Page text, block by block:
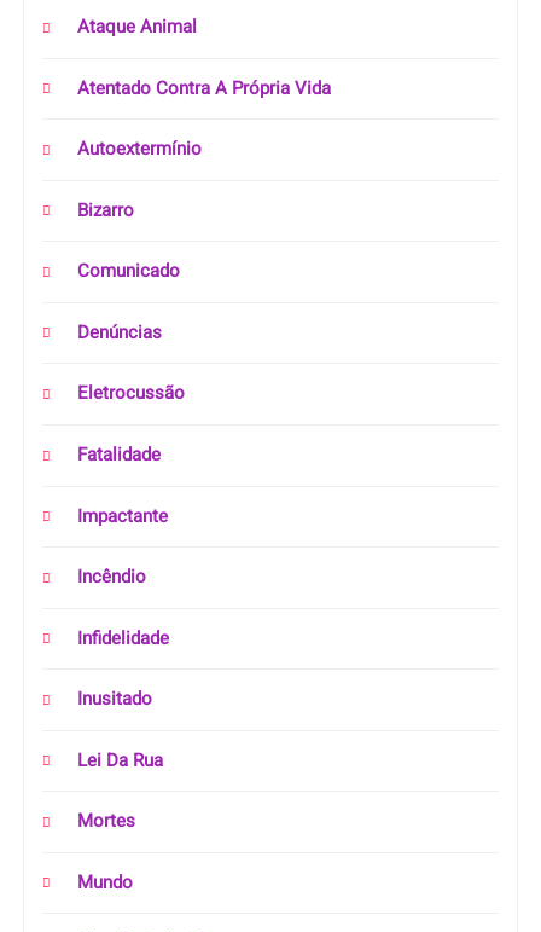
Ataque Animal
Atentado Contra A Própria Vida
Autoextermínio
Bizarro
Comunicado
Denúncias
Eletrocussão
Fatalidade
Impactante
Incêndio
Infidelidade
Inusitado
Lei Da Rua
Mortes
Mundo